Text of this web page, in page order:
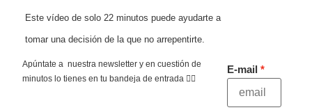
Este vídeo de solo 22 minutos puede ayudarte a
tomar una decisión de la que no arrepentirte.
Apúntate a nuestra newsletter y en cuestión de
minutos lo tienes en tu bandeja de entrada 👇🏻
E-mail